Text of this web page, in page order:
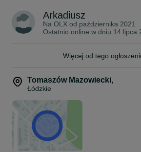
Arkadiusz
Na OLX od października 2021
Ostatnio online w dniu 14 lipca
Więcej od tego
Tomaszów Mazowiecki,
Łódzkie